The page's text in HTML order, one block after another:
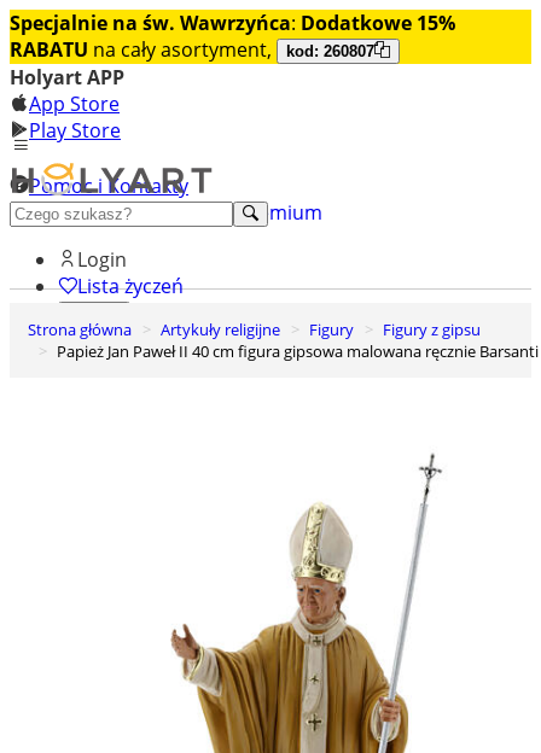
Specjalnie na św. Wawrzyńca: Dodatkowe 15%
RABATU na cały asortyment, kod: 260807
Holyart APP
App Store
Play Store
Pomoc i Kontakty
+48 222 922 860
Odkryj premium
Login
Lista życzeń
0
Koszyk
Strona główna Artykuły religijne Figury
Figury z gipsu
Papież Jan Paweł II 40 cm figura gipsowa malowana ręcznie Barsanti